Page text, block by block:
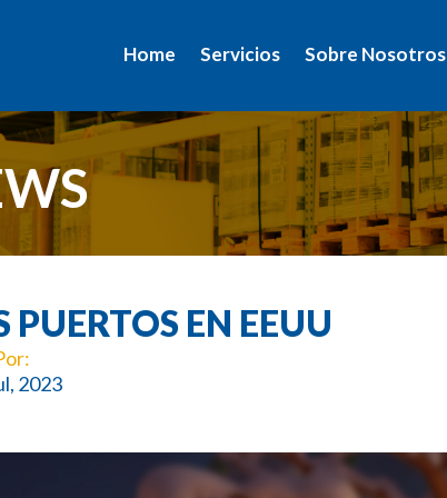
Home Servicios Sobre Nosotros
EN EEUU
2023